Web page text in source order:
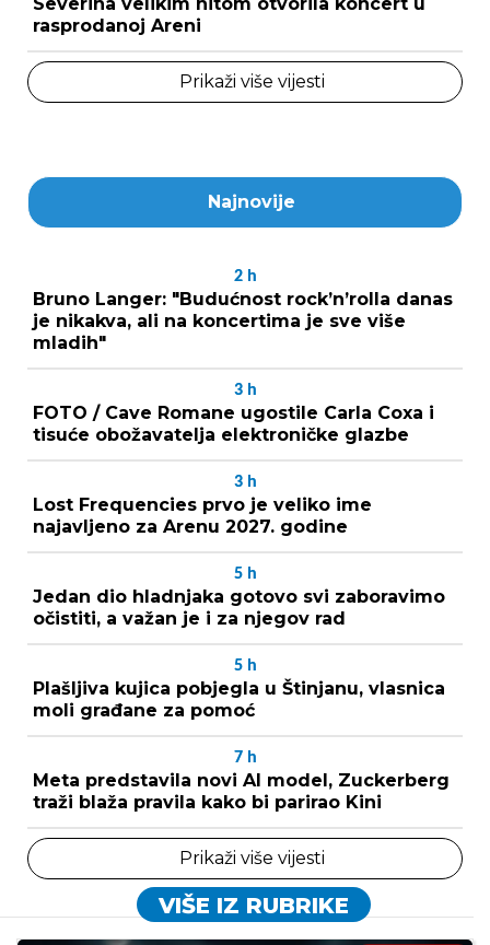
rasprodanoj Areni
Prikaži više vijesti
Najnovije
2 h
Bruno Langer: "Budućnost rock’n’rolla danas
je nikakva, ali na koncertima je sve više
mladih"
3 h
FOTO / Cave Romane ugostile Carla Coxa i
tisuće obožavatelja elektroničke glazbe
3 h
Lost Frequencies prvo je veliko ime
najavljeno za Arenu 2027. godine
5 h
Jedan dio hladnjaka gotovo svi zaboravimo
očistiti, a važan je i za njegov rad
5 h
Plašljiva kujica pobjegla u Štinjanu, vlasnica
moli građane za pomoć
7 h
Meta predstavila novi AI model, Zuckerberg
traži blaža pravila kako bi parirao Kini
Prikaži više vijesti
VIŠE IZ RUBRIKE